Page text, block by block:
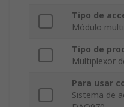
Tipo de
Módulo
Tipo de
Multiplexor
Para usar
Sistema de